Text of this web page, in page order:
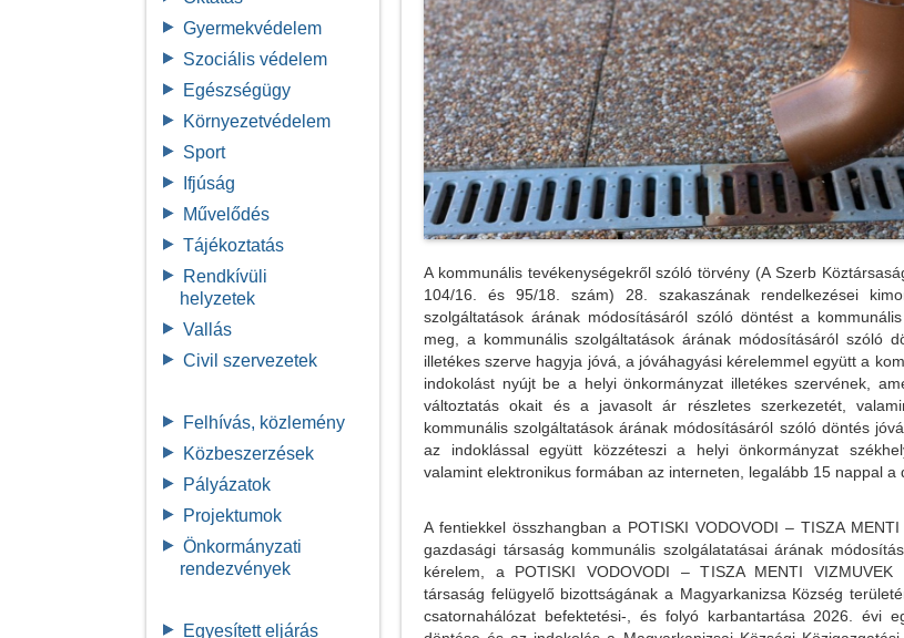
Gyermekvédelem
Szociális védelem
Egészségügy
Környezetvédelem
Sport
Ifjúság
Művelődés
Tájékoztatás
Rendkívüli
helyzetek
Vallás
Civil szervezetek
Felhívás, közlemény
Közbeszerzések
Pályázatok
Projektumok
Önkormányzati
rendezvények
Egyesített eljárás
A kommunális tevékenységekről szóló törvény (A Szerb
104/16. és 95/18. szám) 28. szakaszának rendelkezései
szolgáltatások árának módosításáról szóló döntést a
meg, a kommunális szolgáltatások árának módosításáról szóló
illetékes szerve hagyja jóvá, a jóváhagyási kérelemmel együtt a
indokolást nyújt be a helyi önkormányzat illetékes szervének,
változtatás okait és a javasolt ár részletes szerkezetét,
kommunális szolgáltatások árának módosításáról szóló döntés
az indoklással együtt közzéteszi a helyi önkormányzat
valamint elektronikus formában az interneten, legalább 15 nappal a
A fentiekkel összhangban a POTISKI VODOVODI – TISZA
gazdasági társaság kommunális szolgálatatásai árának
kérelem, a POTISKI VODOVODI – TISZA MENTI VIZMUVEK
társaság felügyelő bizottságának a Мagyarkanizsa Кözség
csatornahálózat befektetési-, és folyó karbantartása 2026. évi